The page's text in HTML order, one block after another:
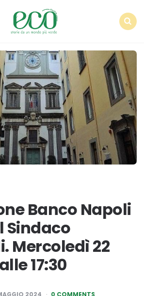
Banco Napoli
Sindaco
Mercoledì 22
17:30